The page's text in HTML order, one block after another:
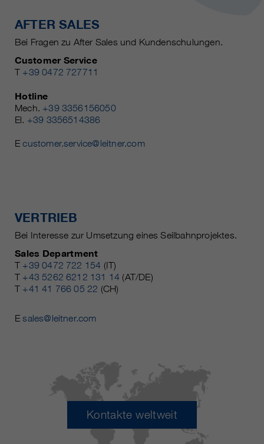
AFTER SALES
Bei Fragen zu After Sales und Kundenschulungen.
Customer Service
T +39 0472 727711
Hotline
Mech. +39 3356156050
El. +39 3356514386
Ecustomer.service@leitner.com
VERTRIEB
Bei Interesse zur Umsetzung eines Seilbahnprojektes.
Sales Department
T +39 0472 722 154 (IT)
T +43 5262 6212 131 14 (AT/DE)
T +41 41 766 05 22 (CH)
Esales@leitner.com
Kontakte weltweit